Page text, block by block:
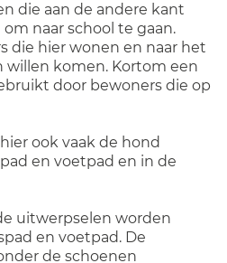
die aan de andere kant
naar school te gaan.
die hier wonen en naar het
komen. Kortom een
door bewoners die op
ook vaak de hond
en voetpad en in de
uitwerpselen worden
en voetpad. De
de schoenen